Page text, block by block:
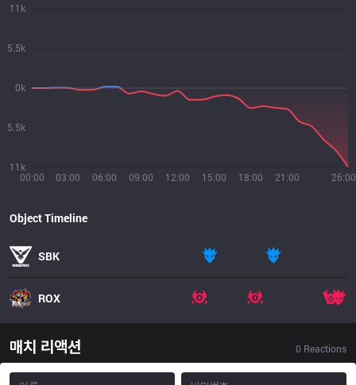
00:00 03:00 06:00 09:00 12:00 15:00 18:00 21:00 26:00
11k
5.5k
0k
5.5k
11k
Object Timeline
SBK
ROX
매치 리액션 0 Reactions